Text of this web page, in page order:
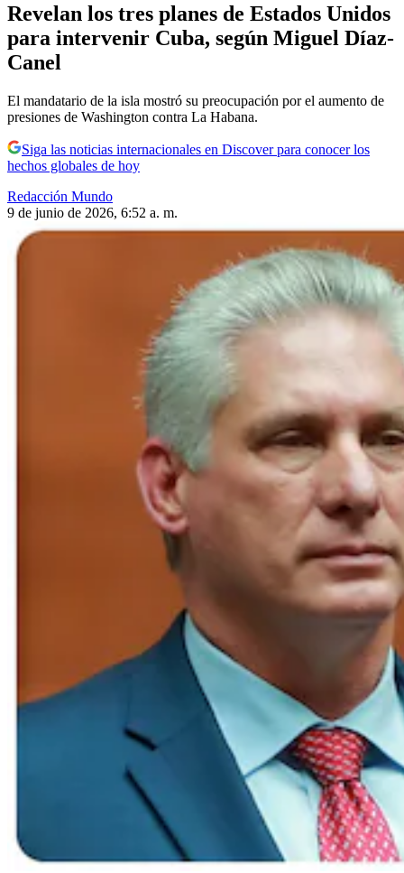
Revelan los tres planes de Estados Unidos
para intervenir Cuba, según Miguel Díaz-
Canel
El mandatario de la isla mostró su preocupación por el aumento de
presiones de Washington contra La Habana.
Siga las noticias internacionales en Discover para conocer los
hechos globales de hoy
Redacción Mundo
9 de junio de 2026, 6:52 a. m.